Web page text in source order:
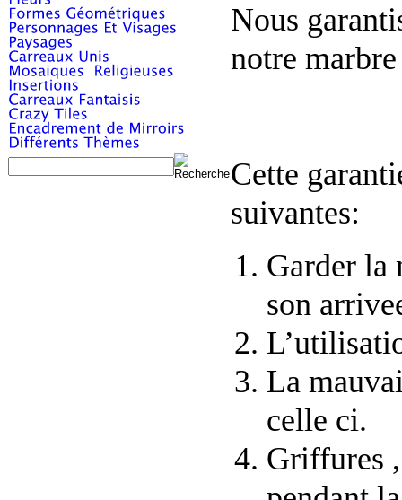
Nous
notre
Cette
suivantes:
Garder la
son
La
celle ci.
Griffures